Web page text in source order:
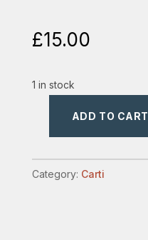
£15.00
1 in stock
Sfant
quantity
ADD TO CART
Category: Carti